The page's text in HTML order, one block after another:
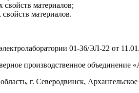
свойств материалов;
материалов.
01-36/ЭЛ-22 от
производственное объединение
г. Северодвинск,